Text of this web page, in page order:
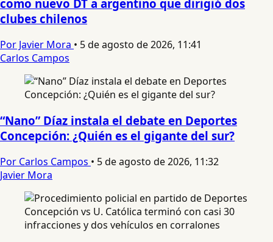
como nuevo DT a argentino que dirigió dos
clubes chilenos
Por Javier Mora • 5 de agosto de 2026, 11:41
Carlos Campos
“Nano” Díaz instala el debate en Deportes
Concepción: ¿Quién es el gigante del sur?
Por Carlos Campos • 5 de agosto de 2026, 11:32
Javier Mora